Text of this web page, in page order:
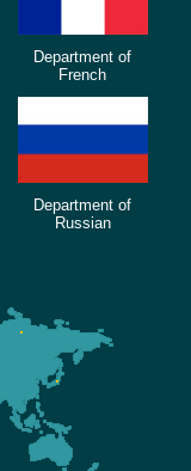
Department of
French
Department of
Russian